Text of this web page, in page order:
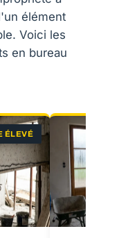
élément
Voici les
en bureau
ÉLEVÉ